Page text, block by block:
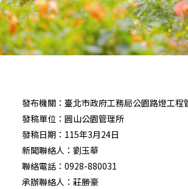
發布機關：臺北市政府工務局公園路燈工程
發稿單位：圓山公園管理所
發稿日期：115年3月24日
新聞聯絡人：劉玉華
聯絡電話：0928-880031
承辦聯絡人：莊勝豪